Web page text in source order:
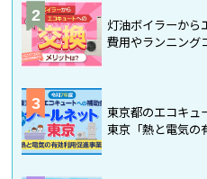
2
灯油ボイラーから
費用やランニング
3
東京都のエコキュ
東京「熱と電気の